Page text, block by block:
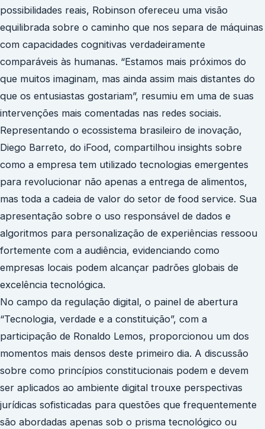
possibilidades reais, Robinson ofereceu uma visão
equilibrada sobre o caminho que nos separa de máquinas
com capacidades cognitivas verdadeiramente
comparáveis às humanas. “Estamos mais próximos do
que muitos imaginam, mas ainda assim mais distantes do
que os entusiastas gostariam”, resumiu em uma de suas
intervenções mais comentadas nas redes sociais.
Representando o ecossistema brasileiro de inovação,
Diego Barreto, do iFood, compartilhou insights sobre
como a empresa tem utilizado tecnologias emergentes
para revolucionar não apenas a entrega de alimentos,
mas toda a cadeia de valor do setor de food service. Sua
apresentação sobre o uso responsável de dados e
algoritmos para personalização de experiências ressoou
fortemente com a audiência, evidenciando como
empresas locais podem alcançar padrões globais de
excelência tecnológica.
No campo da regulação digital, o painel de abertura
“Tecnologia, verdade e a constituição”, com a
participação de Ronaldo Lemos, proporcionou um dos
momentos mais densos deste primeiro dia. A discussão
sobre como princípios constitucionais podem e devem
ser aplicados ao ambiente digital trouxe perspectivas
jurídicas sofisticadas para questões que frequentemente
são abordadas apenas sob o prisma tecnológico ou